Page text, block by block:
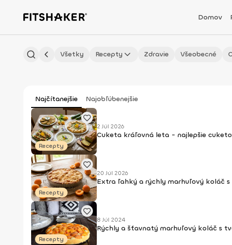
Domov
Všetky Recepty Zdravie Všeobecné
Najčítanejšie Najobľúbenejšie
Recepty
2 Júl 2026
Cuketa kráľovná leta - najlepšie
Recepty
20 Júl 2026
Extra ľahký a rýchly marhuľový koláč s
Recepty
8 Júl 2024
Rýchly a šťavnatý marhuľový koláč s